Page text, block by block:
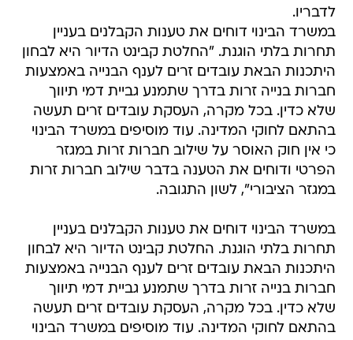
לדבריו.
במשרד הבינוי דוחים את טענות הקבלנים בעניין
תחרות בלתי הוגנת. "החלטת קבינט הדיור היא לבחון
היתכנות הבאת עובדים זרים לענף הבנייה באמצעות
חברות בנייה זרות בדרך שתמנע גביית דמי תיווך
שלא כדין. בכל מקרה, העסקת עובדים זרים תעשה
בהתאם לחוקי המדינה. עוד מוסיפים במשרד הבינוי
כי אין חוק האוסר על שילוב חברות זרות במגזר
הפרטי ודוחים את הטענה בדבר שילוב חברות זרות
במגזר הציבורי", לשון התגובה.
במשרד הבינוי דוחים את טענות הקבלנים בעניין
תחרות בלתי הוגנת. החלטת קבינט הדיור היא לבחון
היתכנות הבאת עובדים זרים לענף הבנייה באמצעות
חברות בנייה זרות בדרך שתמנע גביית דמי תיווך
שלא כדין. בכל מקרה, העסקת עובדים זרים תעשה
בהתאם לחוקי המדינה. עוד מוסיפים במשרד הבינוי